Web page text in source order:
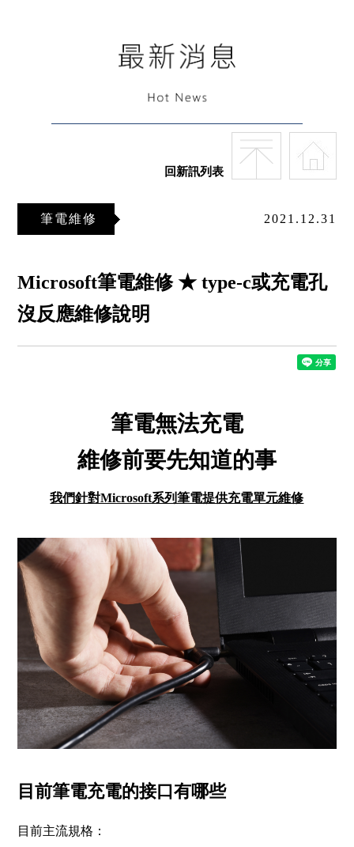
回新訊列表
筆電維修 2021.12.31
Microsoft筆電維修 ★ type-c或充電孔
沒反應維修說明
筆電無法充電
維修前要先知道的事
我們針對Microsoft系列筆電提供充電單元維修
目前筆電充電的接口有哪些
目前主流規格：